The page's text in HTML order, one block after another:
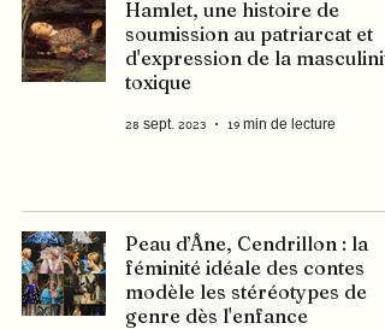
Hamlet, une histoire de
soumission au patriarcat et
d'expression de la
toxique
28 sept. 2023 19 min de lecture
Peau d’Âne, Cendrillon : la
féminité idéale des contes
modèle les stéréotypes de
genre dès l'enfance